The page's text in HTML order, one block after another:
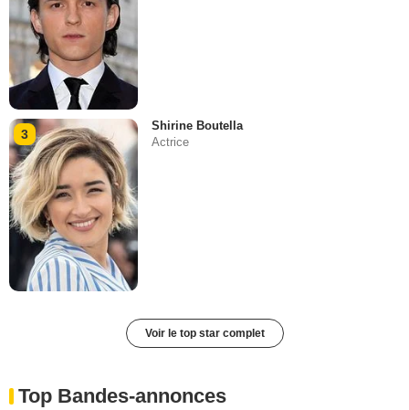
3
Shirine Boutella
Actrice
Voir le top star complet
Top Bandes-annonces